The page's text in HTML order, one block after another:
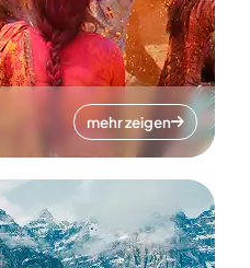
mehr zeigen